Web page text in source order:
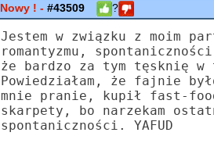
Nowy ! -#43509 ?
Jestem w związku z moim
romantyzmu,
że bardzo za tym tęsknię w
Powiedziałam, że fajnie
mnie pranie, kupił fast-
skarpety, bo narzekam
spontaniczności. YAFUD